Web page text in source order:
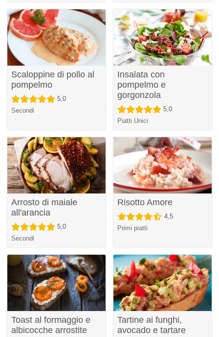
Scaloppine di pollo al
pompelmo
5,0
Secondi
Insalata con
pompelmo e
gorgonzola
5,0
Piatti Unici
Arrosto di maiale
all'arancia
5,0
Secondi
Risotto Amore
4,5
Primi piatti
Toast al formaggio e
albicocche arrostite
Tartine ai funghi,
avocado e tartare